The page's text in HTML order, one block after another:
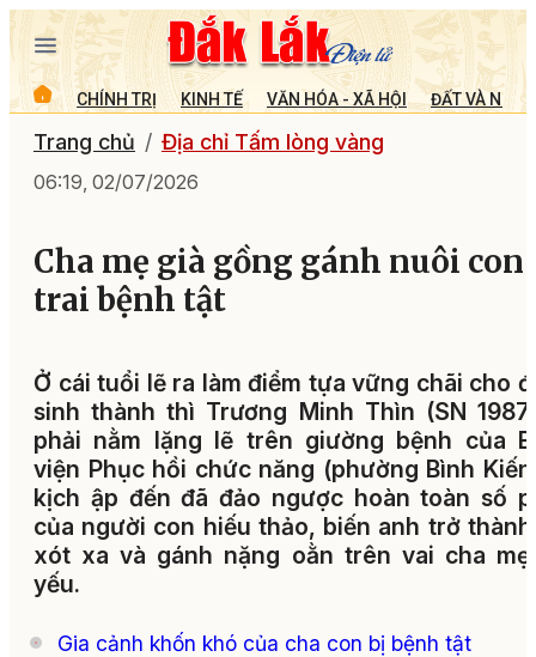
CHÍNH TRỊ KINH TẾ VĂN HÓA - XÃ HỘI ĐẤT VÀ
Trang chủ Địa chỉ Tấm lòng vàng
06:19, 02/07/2026
Cha mẹ già gồng gánh nuôi con
trai bệnh tật
Ở cái tuổi lẽ ra làm điểm tựa vững chãi cho
sinh thành thì Trương Minh Thìn (SN
phải nằm lặng lẽ trên giường bệnh của
viện Phục hồi chức năng (phường Bình
kịch ập đến đã đảo ngược hoàn toàn số
của người con hiếu thảo, biến anh trở
xót xa và gánh nặng oằn trên vai cha mẹ
yếu.
Gia cảnh khốn khó của cha con bị bệnh tật